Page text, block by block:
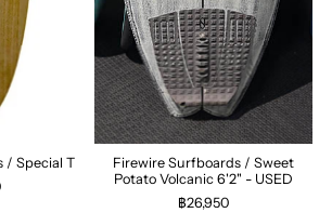
/ Special T
Firewire Surfboards / Sweet
Potato Volcanic 6'2" - USED
฿26,950